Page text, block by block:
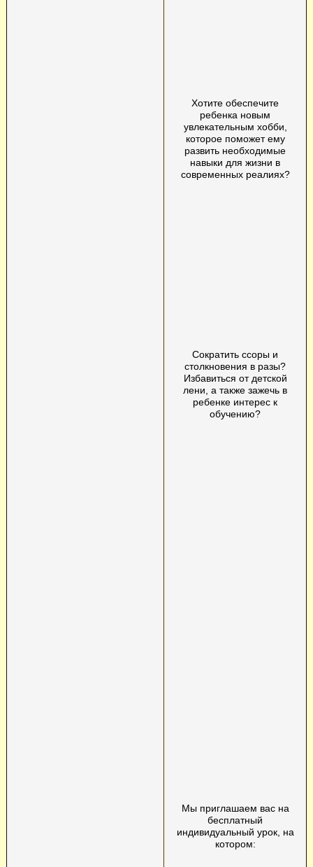
Хотите обеспечите
ребенка новым
увлекательным хобби,
которое поможет ему
развить необходимые
навыки для жизни в
современных реалиях?
Сократить ссоры и
столкновения в разы?
Избавиться от детской
лени, а также зажечь в
ребенке интерес к
обучению?
Мы приглашаем вас на
бесплатный
индивидуальный урок, на
котором: